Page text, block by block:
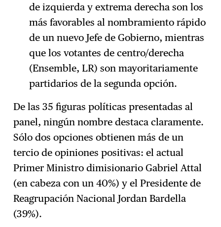
de izquierda y extrema derecha son los
más favorables al nombramiento rápido
de un nuevo Jefe de Gobierno, mientras
que los votantes de centro/derecha
(Ensemble, LR) son mayoritariamente
partidarios de la segunda opción.
De las 35 figuras políticas presentadas al
panel, ningún nombre destaca claramente.
Sólo dos opciones obtienen más de un
tercio de opiniones positivas: el actual
Primer Ministro dimisionario Gabriel Attal
(en cabeza con un 40%) y el Presidente de
Reagrupación Nacional Jordan Bardella
(39%).